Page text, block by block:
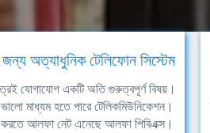
জন্য অত্যাধুনিক টেলিফোন সিস্টেম
যোগাযোগ একটি অতি গুরুত্বপূর্ণ বিষয়।
মাধ্যম হতে পারে টেলিকমিউনিকেশন।
আলফা নেট এনেছে আলফা পিবিএক্স।